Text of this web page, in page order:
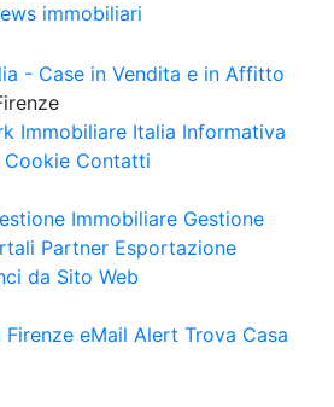
immobiliari
Immobiliare Italia Informativa
Contatti
Immobiliare Gestione
Partner Esportazione
da Sito Web
Firenze eMail Alert Trova Casa